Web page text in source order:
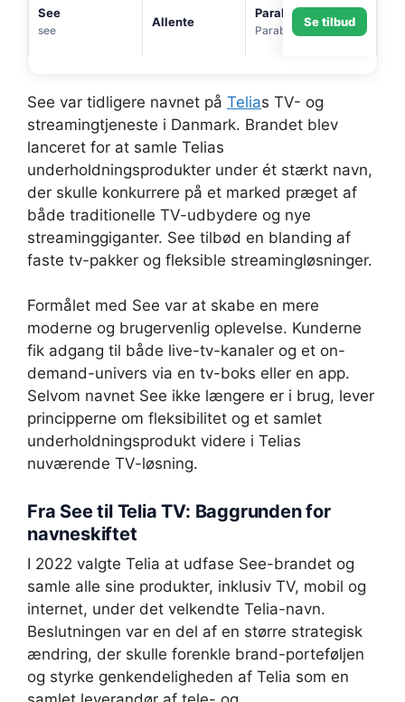
See
see
Allente
Parabol Premium
Parabol
Se tilbud
See var tidligere navnet på Telias TV- og
streamingtjeneste i Danmark. Brandet blev
lanceret for at samle Telias
underholdningsprodukter under ét stærkt navn,
der skulle konkurrere på et marked præget af
både traditionelle TV-udbydere og nye
streaminggiganter. See tilbød en blanding af
faste tv-pakker og fleksible streamingløsninger.
Formålet med See var at skabe en mere
moderne og brugervenlig oplevelse. Kunderne
fik adgang til både live-tv-kanaler og et on-
demand-univers via en tv-boks eller en app.
Selvom navnet See ikke længere er i brug, lever
principperne om fleksibilitet og et samlet
underholdningsprodukt videre i Telias
nuværende TV-løsning.
Fra See til Telia TV: Baggrunden for
navneskiftet
I 2022 valgte Telia at udfase See-brandet og
samle alle sine produkter, inklusiv TV, mobil og
internet, under det velkendte Telia-navn.
Beslutningen var en del af en større strategisk
ændring, der skulle forenkle brand-porteføljen
og styrke genkendeligheden af Telia som en